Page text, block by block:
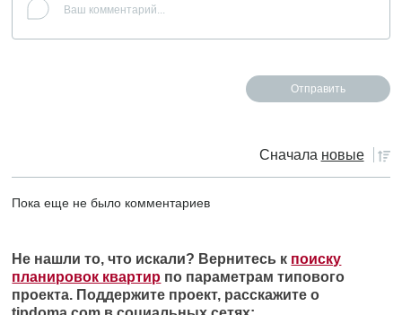
Сначала новые
Пока еще не было комментариев
Не нашли то, что искали? Вернитесь к поиску
планировок квартир по параметрам типового
проекта. Поддержите проект, расскажите о